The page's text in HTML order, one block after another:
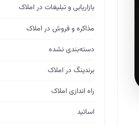
بازاریابی و تبلیغات در املاک
مذاکره و فروش در املاک
دسته‌بندی نشده
برندینگ در املاک
راه اندازی املاک
اساتید